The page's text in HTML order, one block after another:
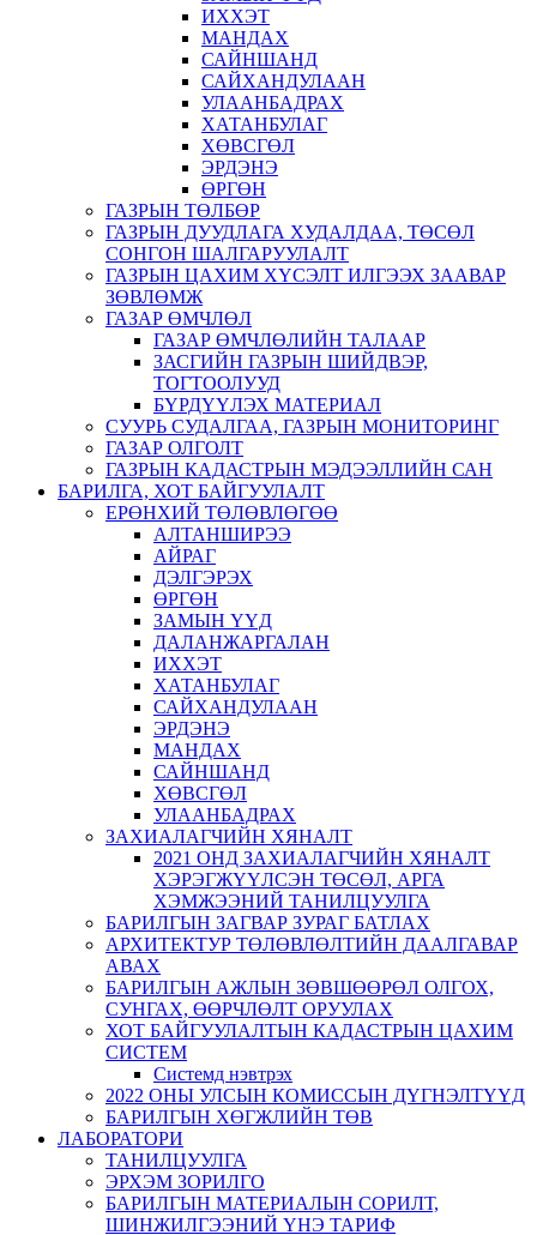
ИХХЭТ
МАНДАХ
САЙНШАНД
САЙХАНДУЛААН
УЛААНБАДРАХ
ХАТАНБУЛАГ
ХӨВСГӨЛ
ЭРДЭНЭ
ӨРГӨН
ГАЗРЫН ТӨЛБӨР
ГАЗРЫН ДУУДЛАГА ХУДАЛДАА, ТӨСӨЛ
СОНГОН ШАЛГАРУУЛАЛТ
ГАЗРЫН ЦАХИМ ХҮСЭЛТ ИЛГЭЭХ ЗААВАР
ЗӨВЛӨМЖ
ГАЗАР ӨМЧЛӨЛ
ГАЗАР ӨМЧЛӨЛИЙН ТАЛААР
ЗАСГИЙН ГАЗРЫН ШИЙДВЭР,
ТОГТООЛУУД
БҮРДҮҮЛЭХ МАТЕРИАЛ
СУУРЬ СУДАЛГАА, ГАЗРЫН МОНИТОРИНГ
ГАЗАР ОЛГОЛТ
ГАЗРЫН КАДАСТРЫН МЭДЭЭЛЛИЙН САН
БАРИЛГА, ХОТ БАЙГУУЛАЛТ
ЕРӨНХИЙ ТӨЛӨВЛӨГӨӨ
АЛТАНШИРЭЭ
АЙРАГ
ДЭЛГЭРЭХ
ӨРГӨН
ЗАМЫН ҮҮД
ДАЛАНЖАРГАЛАН
ИХХЭТ
ХАТАНБУЛАГ
САЙХАНДУЛААН
ЭРДЭНЭ
МАНДАХ
САЙНШАНД
ХӨВСГӨЛ
УЛААНБАДРАХ
ЗАХИАЛАГЧИЙН ХЯНАЛТ
2021 ОНД ЗАХИАЛАГЧИЙН ХЯНАЛТ
ХЭРЭГЖҮҮЛСЭН ТӨСӨЛ, АРГА
ХЭМЖЭЭНИЙ ТАНИЛЦУУЛГА
БАРИЛГЫН ЗАГВАР ЗУРАГ БАТЛАХ
АРХИТЕКТУР ТӨЛӨВЛӨЛТИЙН ДААЛГАВАР
АВАХ
БАРИЛГЫН АЖЛЫН ЗӨВШӨӨРӨЛ ОЛГОХ,
СУНГАХ, ӨӨРЧЛӨЛТ ОРУУЛАХ
ХОТ БАЙГУУЛАЛТЫН КАДАСТРЫН ЦАХИМ
СИСТЕМ
Системд нэвтрэх
2022 ОНЫ УЛСЫН КОМИССЫН ДҮГНЭЛТҮҮД
БАРИЛГЫН ХӨГЖЛИЙН ТӨВ
ЛАБОРАТОРИ
ТАНИЛЦУУЛГА
ЭРХЭМ ЗОРИЛГО
БАРИЛГЫН МАТЕРИАЛЫН СОРИЛТ,
ШИНЖИЛГЭЭНИЙ ҮНЭ ТАРИФ